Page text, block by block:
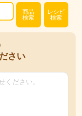
商品
検索
レシピ
検索
さい